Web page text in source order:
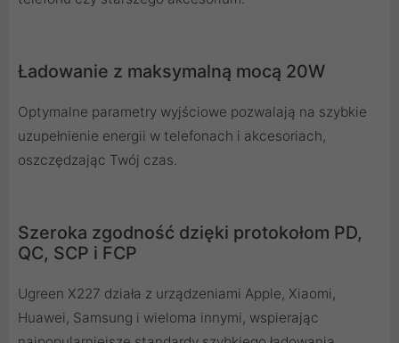
Ładowanie z maksymalną mocą 20W
Optymalne parametry wyjściowe pozwalają na szybkie
uzupełnienie energii w telefonach i akcesoriach,
oszczędzając Twój czas.
Szeroka zgodność dzięki protokołom PD,
QC, SCP i FCP
Ugreen X227 działa z urządzeniami Apple, Xiaomi,
Huawei, Samsung i wieloma innymi, wspierając